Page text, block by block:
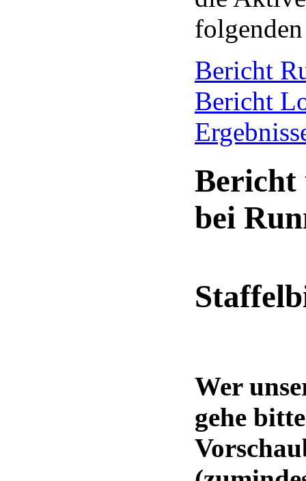
Bericht
Bericht
Bericht
bei
Wer
gehe